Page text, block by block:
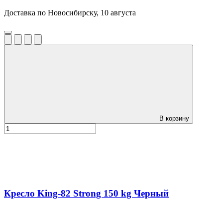
Доставка по Новосибирску, 10 августа
В корзину
Кресло King-82 Strong 150 kg Черный